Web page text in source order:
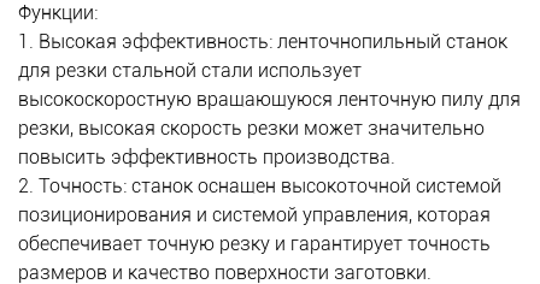
Функции:
1. Высокая эффективность: ленточнопильный станок
для резки стальной стали использует
высокоскоростную вращающуюся ленточную пилу для
резки, высокая скорость резки может значительно
повысить эффективность производства.
2. Точность: станок оснащен высокоточной системой
позиционирования и системой управления, которая
обеспечивает точную резку и гарантирует точность
размеров и качество поверхности заготовки.